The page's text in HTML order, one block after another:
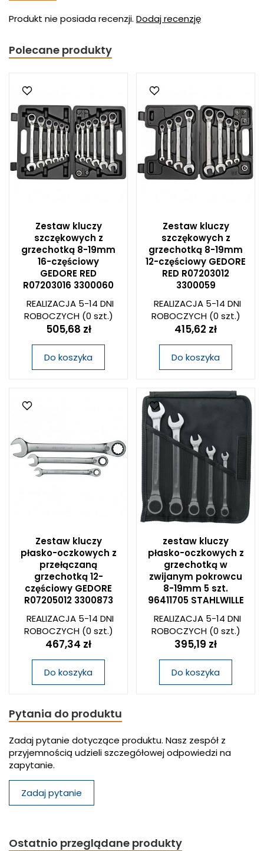
Produkt nie posiada recenzji. Dodaj recenzję
Polecane produkty
Zestaw kluczy
szczękowych z
grzechotką 8-19mm
16-częściowy
GEDORE RED
R07203016 3300060
REALIZACJA 5-14 DNI
ROBOCZYCH(0 szt.)
505,68 zł
Do koszyka
Zestaw kluczy
szczękowych z
grzechotką 8-19mm
12-częściowy GEDORE
RED R07203012
3300059
REALIZACJA 5-14 DNI
ROBOCZYCH(0 szt.)
415,62 zł
Do koszyka
Zestaw kluczy
płasko-oczkowych z
przełączaną
grzechotką 12-
częściowy GEDORE
R07205012 3300873
REALIZACJA 5-14 DNI
ROBOCZYCH(0 szt.)
467,34 zł
Do koszyka
zestaw kluczy
płasko-oczkowych z
grzechotką w
zwijanym pokrowcu
8-19mm 5 szt.
96411705 STAHLWILLE
REALIZACJA 5-14 DNI
ROBOCZYCH(0 szt.)
395,19 zł
Do koszyka
Pytania do produktu
Zadaj pytanie dotyczące produktu. Nasz zespół z
przyjemnością udzieli szczegółowej odpowiedzi na
zapytanie.
Zadaj pytanie
Ostatnio przeglądane produkty